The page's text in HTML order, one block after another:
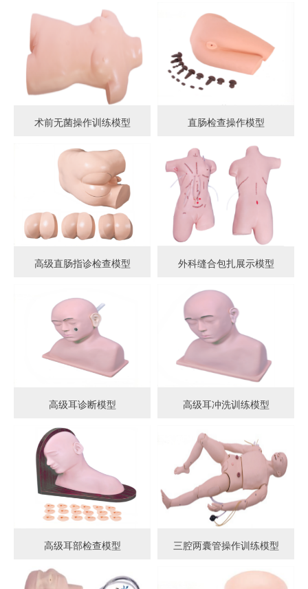
术前无菌操作训练模型 直肠检查操作模型
高级直肠指诊检查模型 外科缝合包扎展示模型
高级耳诊断模型 高级耳冲洗训练模型
高级耳部检查模型 三腔两囊管操作训练模型